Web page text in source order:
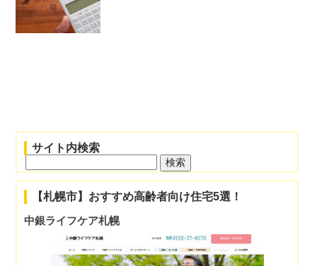
サイト内検索
索:
【札幌市】おすすめ高齢者向け住宅5選！
中銀ライフケア札幌